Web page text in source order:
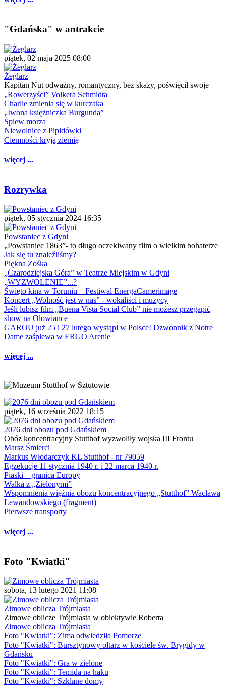
"Gdańska" w antrakcie
piątek, 02 maja 2025 08:00
Żeglarz
Kapitan Nut odważny, romantyczny, bez skazy, poświęcił swoje
„Rowerzyści” Volkera Schmidta
Charlie zmienia się w kurczaka
„Iwona księżniczka Burgunda”
Śpiew morza
Niewolnice z Pipidówki
Ciemności kryją ziemię
więcej ...
Rozrywka
piątek, 05 stycznia 2024 16:35
Powstaniec z Gdyni
„Powstaniec 1863”- to długo oczekiwany film o wielkim bohaterze
Jak się tu znaleźliśmy?
Piękna Zośka
„Czarodziejska Góra” w Teatrze Miejskim w Gdyni
„WYZWOLENIE”...?
Święto kina w Toruniu – Festiwal EnergaCamerimage
Koncert „Wolność jest w nas” - wokaliści i muzycy
Jeśli lubisz film „Buena Vista Social Club” nie możesz przegapić
show na Ołowiance
GAROU już 25 i 27 lutego wystąpi w Polsce! Dzwonnik z Notre
Dame zaśpiewa w ERGO Arenie
więcej ...
piątek, 16 września 2022 18:15
2076 dni obozu pod Gdańskiem
Obóz koncentracyjny Stutthof wyzwoliły wojska III Frontu
Marsz Śmierci
Markus Włodarczyk KL Stutthof - nr 79059
Egzekucje 11 stycznia 1940 r. i 22 marca 1940 r.
Piaski – granica Europy
Walka z „Zielonymi”
Wspomnienia więźnia obozu koncentracyjnego „Stutthof” Wacława
Lewandowskiego (fragment)
Pierwsze transporty
więcej ...
Foto "Kwiatki"
sobota, 13 lutego 2021 11:08
Zimowe oblicza Trójmiasta
Zimowe oblicze Trójmiasta w obiektywie Roberta
Zimowe oblicza Trójmiasta
Foto "Kwiatki": Zima odwiedziła Pomorze
Foto "Kwiatki": Bursztynowy ołtarz w kościele św. Brygidy w
Gdańsku
Foto "Kwiatki": Gra w zielone
Foto "Kwiatki": Temida na haku
Foto "Kwiatki": Szklane domy